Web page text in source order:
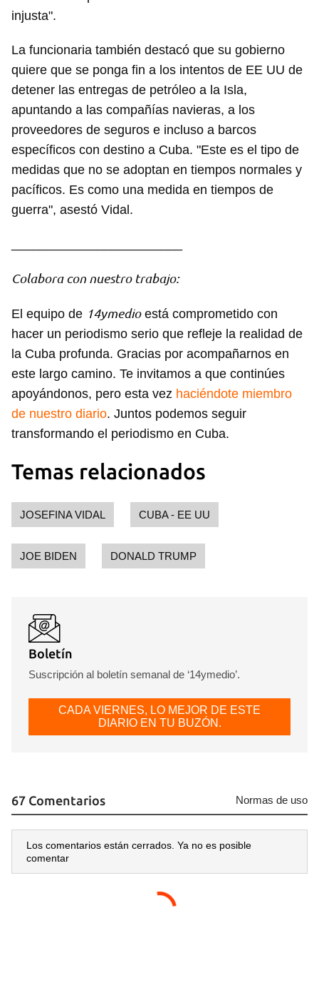
Guardar como favorito
Para poder guardar como favorito, primero has de
iniciar sesión con tu cuenta de 14ymedio.
INICIAR SESIÓN CANCELAR
injusta".
La funcionaria también destacó que su gobierno
quiere que se ponga fin a los intentos de EE UU de
detener las entregas de petróleo a la Isla,
apuntando a las compañías navieras, a los
proveedores de seguros e incluso a barcos
específicos con destino a Cuba. "Este es el tipo de
medidas que no se adoptan en tiempos normales y
pacíficos. Es como una medida en tiempos de
guerra", asestó Vidal.
Colabora con nuestro trabajo:
El equipo de 14ymedioestá comprometido con
hacer un periodismo serio que refleje la realidad de
la Cuba profunda. Gracias por acompañarnos en
este largo camino. Te invitamos a que continúes
apoyándonos, pero esta vez haciéndote miembro
de nuestro diario. Juntos podemos seguir
transformando el periodismo en Cuba.
Temas relacionados
JOSEFINA VIDAL CUBA - EE UU
JOE BIDEN DONALD TRUMP
Boletín
Suscripción al boletín semanal de ‘14ymedio’.
CADA VIERNES, LO MEJOR DE ESTE
DIARIO EN TU BUZÓN.
67 Comentarios Normas de uso
Los comentarios están cerrados. Ya no es posible
comentar